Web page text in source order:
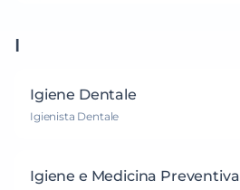
I
Igiene Dentale
Igienista Dentale
Igiene e Medicina Preventiva